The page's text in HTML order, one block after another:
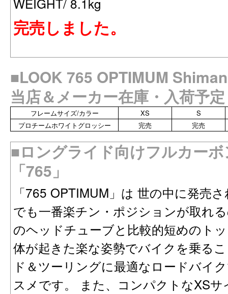
完売しました。
■LOOK 765 OPTIMUM
当店＆メーカー在庫・入荷予
フレームサイズ/カラー XS
S
プロチームホワイトグロッシー
完売 完売
■ロングライド向けフルカー
「765」
「765 OPTIMUM」は 世の中に発売
でも一番楽チン・ポジションが取れ
のヘッドチューブと比較的短めのト
体が起きた楽な姿勢でバイクを乗る
ド＆ツーリングに最適なロードバイ
スメです。 また、コンパクトなXS